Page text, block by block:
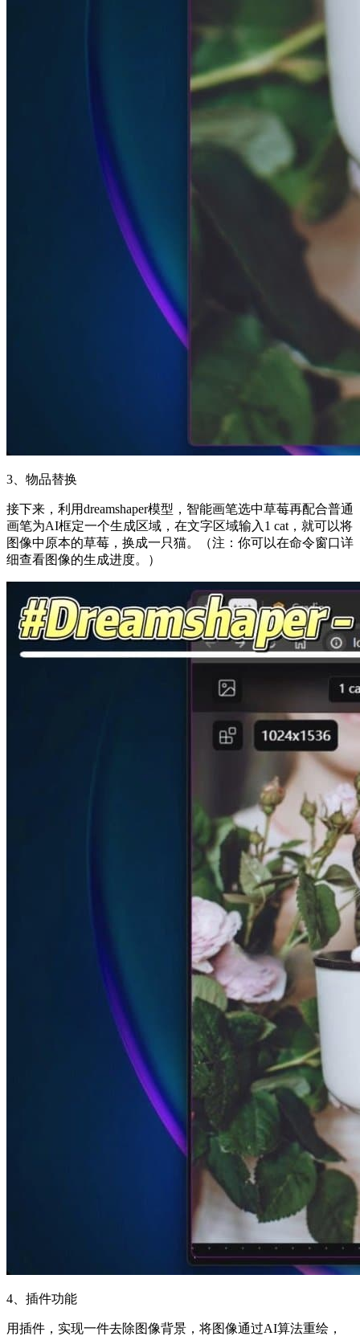
3、物品替换
接下来，利用dreamshaper模型，智能画笔选中草莓再配合普通
画笔为AI框定一个生成区域，在文字区域输入1 cat，就可以将
图像中原本的草莓，换成一只猫。（注：你可以在命令窗口详
细查看图像的生成进度。）
4、插件功能
用插件，实现一件去除图像背景，将图像通过AI算法重绘，